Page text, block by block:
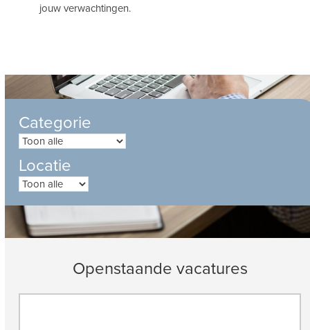
jouw verwachtingen.
Categorie
Locatie
Openstaande vacatures